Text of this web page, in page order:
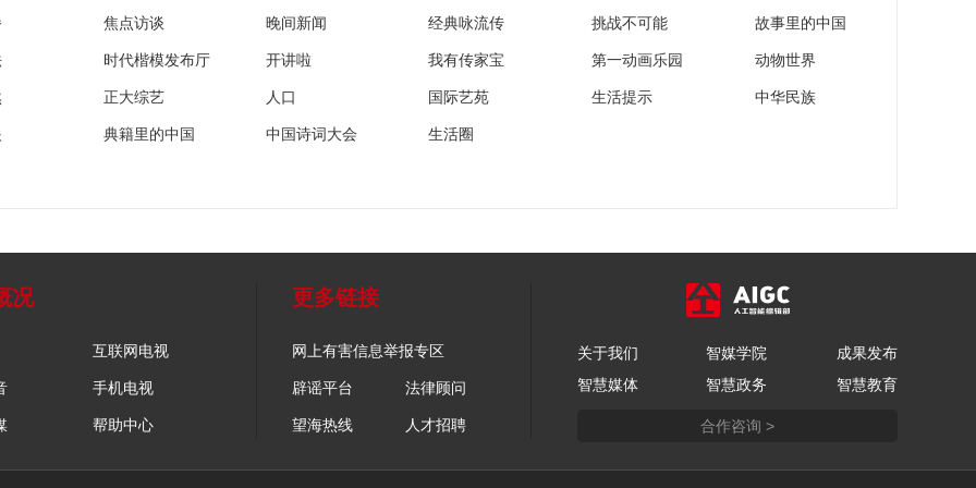
会在银川举行
00:00:31
日
00:00:27
会成果丰硕
00:00:20
际博览会在四川成都
00:00:21
焦点访谈 晚间新闻 经典咏流传 挑战不可能 故事里的中国
时代楷模发布厅 开讲啦 我有传家宝 第一动画乐园 动物世界
正大综艺 人口 国际艺苑 生活提示 中华民族
典籍里的中国 中国诗词大会 生活圈
况
互联网电视
手机电视
帮助中心
更多链接
网上有害信息举报专区
辟谣平台 法律顾问
望海热线 人才招聘
关于我们 智媒学院
成果发布
智慧媒体
智慧政务 智慧教育
合作咨询 >